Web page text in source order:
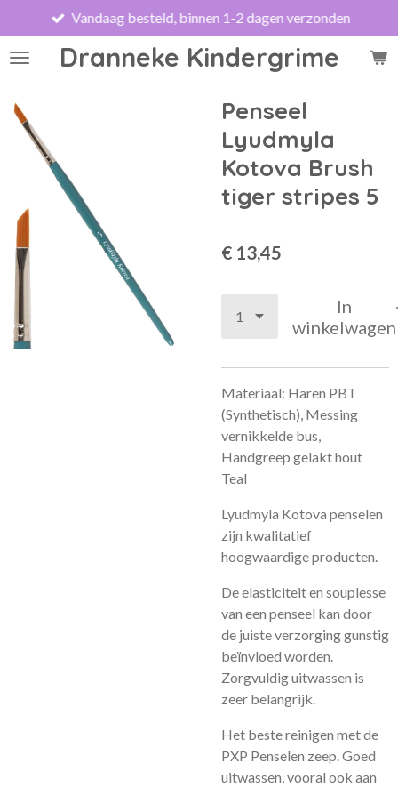
direct
naar
hoofdinhoud
Dranneke Kindergrime
Vandaag besteld, binnen 1-2 dagen verzonden
Penseel
Lyudmyla
Kotova Brush
tiger stripes 5
€ 13,45
In
winkelwagen
Materiaal: Haren PBT
(Synthetisch), Messing
vernikkelde bus,
Handgreep gelakt hout
Teal
Lyudmyla Kotova penselen
zijn kwalitatief
hoogwaardige producten.
De elasticiteit en souplesse
van een penseel kan door
de juiste verzorging gunstig
beïnvloed worden.
Zorgvuldig uitwassen is
zeer belangrijk.
Het beste reinigen met de
PXP Penselen zeep. Goed
uitwassen, vooral ook aan